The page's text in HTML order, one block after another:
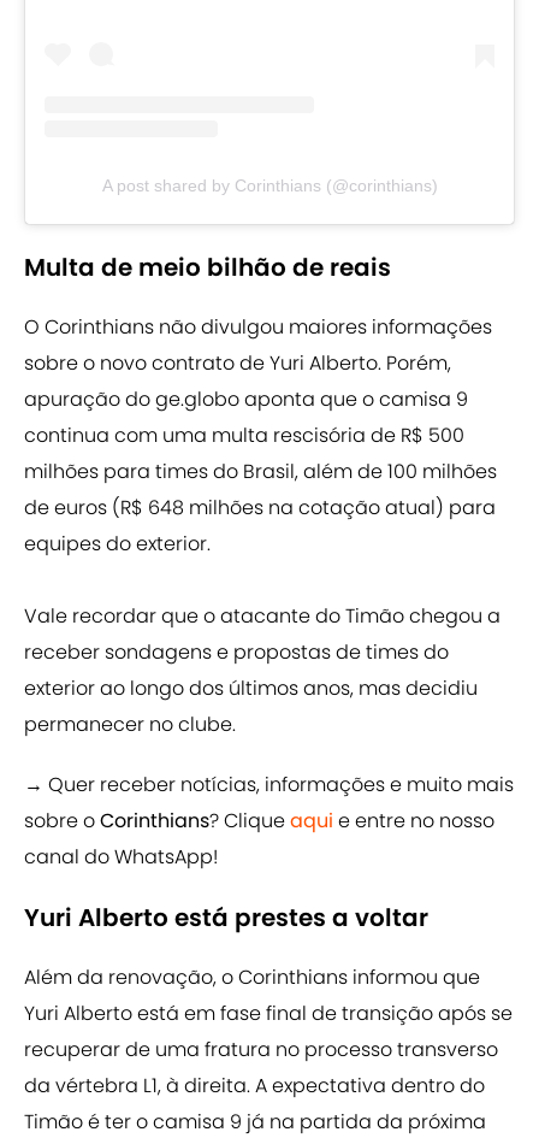
A post shared by Corinthians (@corinthians)
Multa de meio bilhão de reais
O Corinthians não divulgou maiores informações
sobre o novo contrato de Yuri Alberto. Porém,
apuração do ge.globo aponta que o camisa 9
continua com uma multa rescisória de R$ 500
milhões para times do Brasil, além de 100 milhões
de euros (R$ 648 milhões na cotação atual) para
equipes do exterior.
Vale recordar que o atacante do Timão chegou a
receber sondagens e propostas de times do
exterior ao longo dos últimos anos, mas decidiu
permanecer no clube.
→ Quer receber notícias, informações e muito mais
sobre oCorinthians? Cliqueaqui e entre no nosso
canal do WhatsApp!
Yuri Alberto está prestes a voltar
Além da renovação, o Corinthians informou que
Yuri Alberto está em fase final de transição após se
recuperar de uma fratura no processo transverso
da vértebra L1, à direita. A expectativa dentro do
Timão é ter o camisa 9 já na partida da próxima